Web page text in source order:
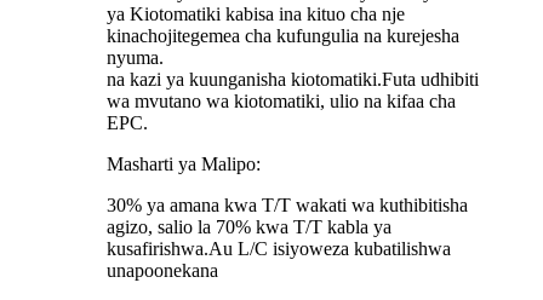
ya Kiotomatiki kabisa ina kituo cha nje
kinachojitegemea cha kufungulia na kurejesha
nyuma.
na kazi ya kuunganisha kiotomatiki.Futa udhibiti
wa mvutano wa kiotomatiki, ulio na kifaa cha
EPC.
Masharti ya Malipo:
30% ya amana kwa T/T wakati wa kuthibitisha
agizo, salio la 70% kwa T/T kabla ya
kusafirishwa.Au L/C isiyoweza kubatilishwa
unapoonekana